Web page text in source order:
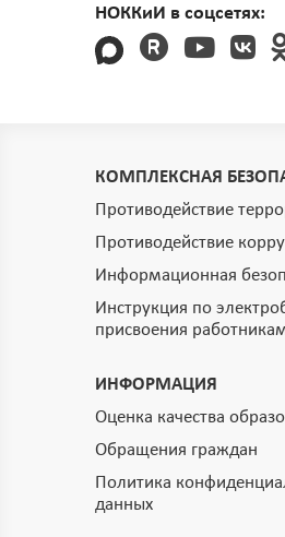
НОККиИ в соцсетях:
КОМПЛЕКСНАЯ
Противодействие
Противодействие
Информационная
Инструкция по
присвоения
ИНФОРМАЦИЯ
Оценка качества
Обращения граждан
Политика
данных